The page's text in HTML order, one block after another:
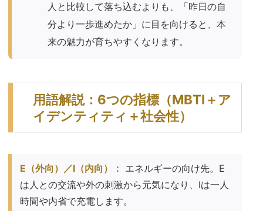
人と比較して落ち込むよりも、「昨日の自
分より一歩進めたか」に目を向けると、本
来の魅力が育ちやすくなります。
用語解説：6つの指標（MBTI＋ア
イデンティティ＋社会性）
E（外向）／I（内向）： エネルギーの向け先。E
は人との交流や外の刺激から元気になり、Iは一人
時間や内省で充電します。